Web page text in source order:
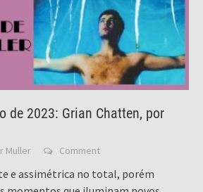
de 2023: Grian Chatten, por
Muller Comment
e assimétrica no total, porém